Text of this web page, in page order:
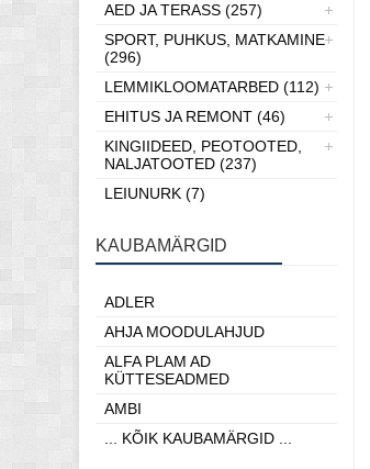
AED JA TERASS (257)
SPORT, PUHKUS, MATKAMINE
(296)
LEMMIKLOOMATARBED (112)
EHITUS JA REMONT (46)
KINGIIDEED, PEOTOOTED,
NALJATOOTED (237)
LEIUNURK (7)
KAUBAMÄRGID
ADLER
AHJA MOODULAHJUD
ALFA PLAM AD
KÜTTESEADMED
AMBI
... KÕIK KAUBAMÄRGID ...